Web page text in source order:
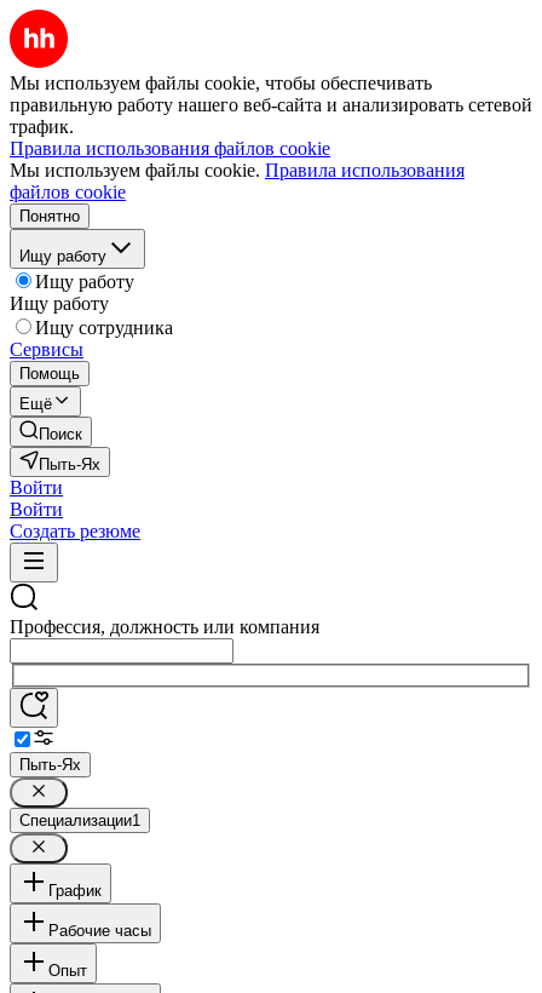
Мы используем файлы cookie, чтобы обеспечивать
правильную работу нашего веб-сайта и анализировать сетевой
трафик.
Правила использования файлов cookie
Мы используем файлы cookie. Правила использования
файлов cookie
Понятно
Ищу работу
Ищу работу
Ищу работу
Ищу сотрудника
Сервисы
Помощь
Ещё
Поиск
Пыть-Ях
Войти
Войти
Создать резюме
Профессия, должность или компания
Пыть-Ях
Специализации1
График
Рабочие часы
Опыт